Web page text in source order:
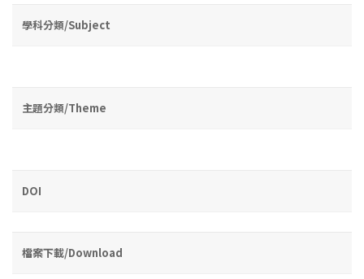
學科分類/Subject
主題分類/Theme
DOI
檔案下載/Download